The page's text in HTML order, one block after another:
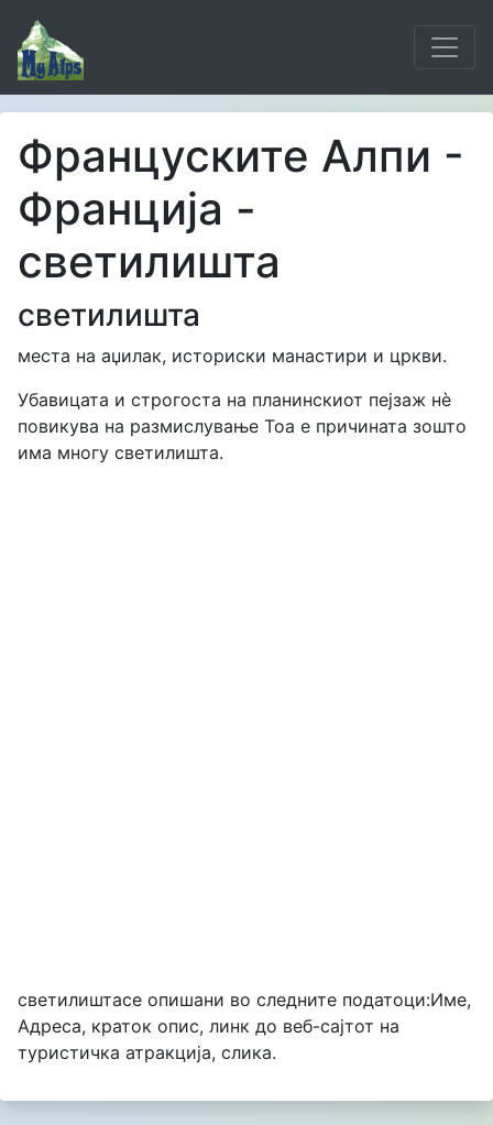
Француските Алпи -
Франција -
светилишта
светилишта
места на аџилак, историски манастири и цркви.
Убавицата и строгоста на планинскиот пејзаж нè
повикува на размислување Тоа е причината зошто
има многу светилишта.
светилиштасе опишани во следните податоци:Име,
Адреса, краток опис, линк до веб-сајтот на
туристичка атракција, слика.